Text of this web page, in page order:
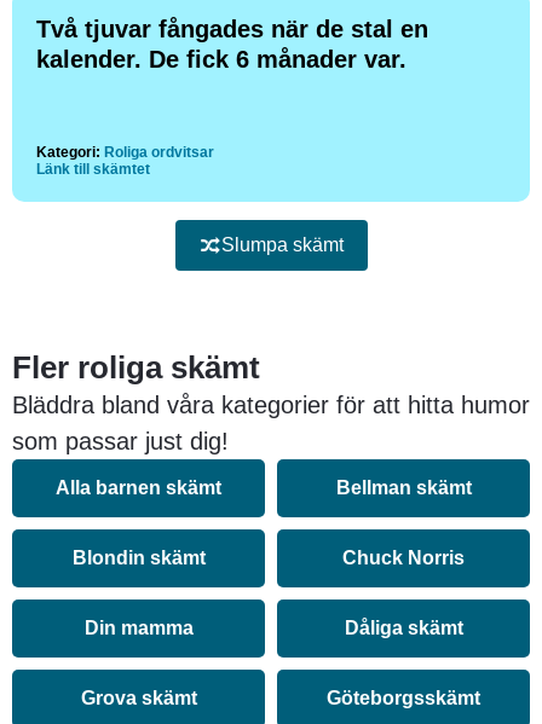
Två tjuvar fångades när de stal en
kalender. De fick 6 månader var.
Kategori: Roliga ordvitsar
Länk till skämtet
Slumpa skämt
Fler roliga skämt
Bläddra bland våra kategorier för att hitta humor
som passar just dig!
Alla barnen skämt Bellman skämt
Blondin skämt Chuck Norris
Din mamma Dåliga skämt
Grova skämt Göteborgsskämt